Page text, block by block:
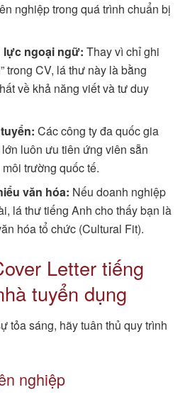
nghiệp trong quá trình chuẩn bị
lực ngoại ngữ: Thay vì chỉ ghi
trong CV, lá thư này là bằng
về khả năng viết và tư duy
Các công ty đa quốc gia
luôn ưu tiên ứng viên sẵn
trường quốc tế.
văn hóa: Nếu doanh nghiệp
lá thư tiếng Anh cho thấy bạn là
hóa tổ chức (Cultural Fit).
Letter tiếng
tuyển dụng
tỏa sáng, hãy tuân thủ quy trình
nghiệp